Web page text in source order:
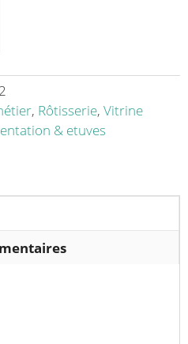
, Rôtisserie, Vitrine
& etuves